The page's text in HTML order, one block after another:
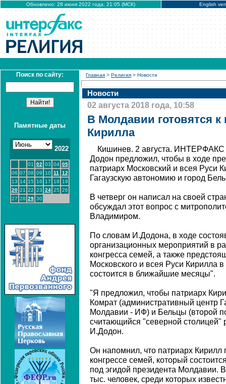
Обновлено: 28 июня 2022 года, 21:05 (МСК) English
Поиск по сайту:
Памятные даты
2022
01 02 03 04 05
06 07 08 09 10 11
12
13 14 15 16 17 18
19
20 21 22 23 24 25 26
27 28 29 30
Главная > Религия > Новости
Новости
02 августа 2018 года, 10:58
В Молдавии готовятся к
Кирилла
Кишинев. 2 августа. ИНТЕРФАКС
Додон предложил, чтобы в ходе
патриарх Московский и всея Руси
Гагаузскую автономию и город
В четверг он написал на своей
обсуждал этот вопрос с
Владимиром.
По словам И.Додона, в ходе
организационных мероприятий в
конгресса семей, а также
Московского и всея Руси Кирилла
состоится в ближайшие месяцы".
"Я предложил, чтобы патриарх
Комрат (административный центр
Молдавии - ИФ) и Бельцы (второй
считающийся "северной столицей"
И.Додон.
Он напомнил, что патриарх
конгрессе семей, который
под эгидой президента Молдавии.
тыс. человек, среди которых